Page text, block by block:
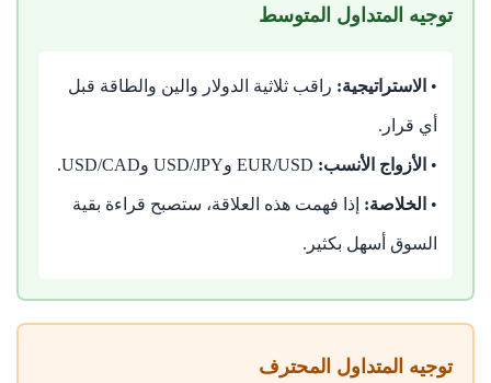
توجيه المتداول المتوسط
• الاستراتيجية: راقب ثلاثية الدولار والين والطاقة قبل
أي قرار.
• الأزواج الأنسب:
• الخلاصة: إذا فهمت هذه العلاقة، ستصبح قراءة بقية
السوق أسهل بكثير.
توجيه المتداول المحترف